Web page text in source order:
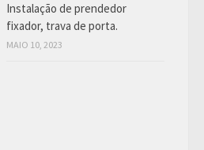
Instalação de prendedor
fixador, trava de porta.
MAIO 10, 2023